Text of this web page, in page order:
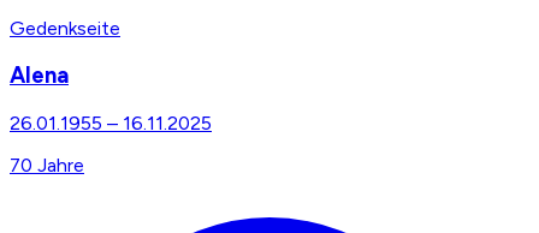
Gedenkseite
Alena
26.01.1955 – 16.11.2025
70 Jahre